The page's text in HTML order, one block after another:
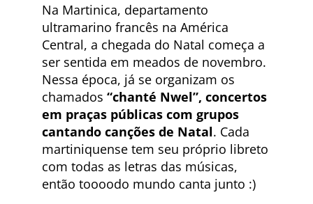
Na Martinica, departamento
ultramarino francês na América
Central, a chegada do Natal começa a
ser sentida em meados de novembro.
Nessa época, já se organizam os
chamados “chanté Nwel”, concertos
em praças públicas com grupos
cantando canções de Natal. Cada
martiniquense tem seu próprio libreto
com todas as letras das músicas,
então toooodo mundo canta junto :)